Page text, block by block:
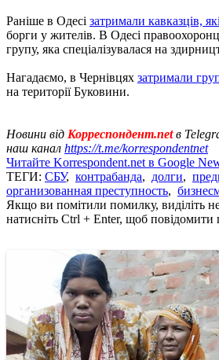
Раніше в Одесі затримали кавказців,
борги у жителів. В Одесі
групу, яка спеціалізувалася на
Нагадаємо, в Чернівцях затримали
на території Буковини.
Новини від Корреспондент.netв
наш канал https://t.me/korrespondentnet
Читайте Korrespondent.net в Google
ТЕГИ: СБУ, контрабанда, долги,
организованная преступность,
Якщо ви помітили помилку, виділіть
натисніть Ctrl + Enter, щоб повідомити